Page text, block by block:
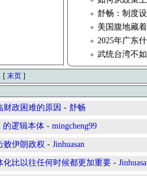
舒畅：制度
美国腹地藏
2025年广东
武统台湾不
[ 末页 ]
财政困难的原因 - 舒畅
的逻辑本体 - mingcheng99
败伊朗政权 - Jinhuasan
化比以往任何时候都更加重要 -